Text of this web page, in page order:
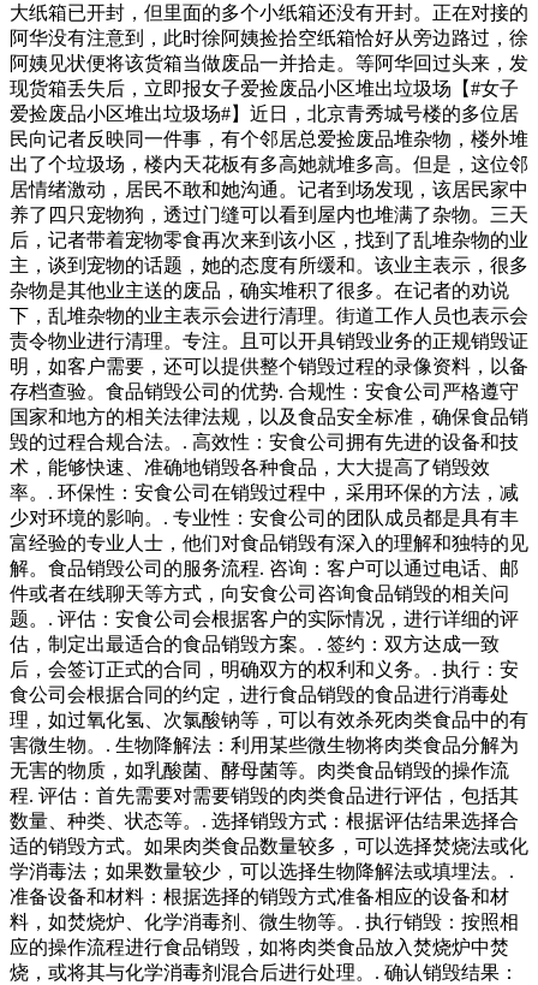
大纸箱已开封，但里面的多个小纸箱还没有开封。正在对接的
阿华没有注意到，此时徐阿姨捡拾空纸箱恰好从旁边路过，徐
阿姨见状便将该货箱当做废品一并拾走。等阿华回过头来，发
现货箱丢失后，立即报女子爱捡废品小区堆出垃圾场【#女子
爱捡废品小区堆出垃圾场#】近日，北京青秀城号楼的多位居
民向记者反映同一件事，有个邻居总爱捡废品堆杂物，楼外堆
出了个垃圾场，楼内天花板有多高她就堆多高。但是，这位邻
居情绪激动，居民不敢和她沟通。记者到场发现，该居民家中
养了四只宠物狗，透过门缝可以看到屋内也堆满了杂物。三天
后，记者带着宠物零食再次来到该小区，找到了乱堆杂物的业
主，谈到宠物的话题，她的态度有所缓和。该业主表示，很多
杂物是其他业主送的废品，确实堆积了很多。在记者的劝说
下，乱堆杂物的业主表示会进行清理。街道工作人员也表示会
责令物业进行清理。专注。且可以开具销毁业务的正规销毁证
明，如客户需要，还可以提供整个销毁过程的录像资料，以备
存档查验。食品销毁公司的优势. 合规性：安食公司严格遵守
国家和地方的相关法律法规，以及食品安全标准，确保食品销
毁的过程合规合法。. 高效性：安食公司拥有先进的设备和技
术，能够快速、准确地销毁各种食品，大大提高了销毁效
率。. 环保性：安食公司在销毁过程中，采用环保的方法，减
少对环境的影响。. 专业性：安食公司的团队成员都是具有丰
富经验的专业人士，他们对食品销毁有深入的理解和独特的见
解。食品销毁公司的服务流程. 咨询：客户可以通过电话、邮
件或者在线聊天等方式，向安食公司咨询食品销毁的相关问
题。. 评估：安食公司会根据客户的实际情况，进行详细的评
估，制定出最适合的食品销毁方案。. 签约：双方达成一致
后，会签订正式的合同，明确双方的权利和义务。. 执行：安
食公司会根据合同的约定，进行食品销毁的食品进行消毒处
理，如过氧化氢、次氯酸钠等，可以有效杀死肉类食品中的有
害微生物。. 生物降解法：利用某些微生物将肉类食品分解为
无害的物质，如乳酸菌、酵母菌等。肉类食品销毁的操作流
程. 评估：首先需要对需要销毁的肉类食品进行评估，包括其
数量、种类、状态等。. 选择销毁方式：根据评估结果选择合
适的销毁方式。如果肉类食品数量较多，可以选择焚烧法或化
学消毒法；如果数量较少，可以选择生物降解法或填埋法。.
准备设备和材料：根据选择的销毁方式准备相应的设备和材
料，如焚烧炉、化学消毒剂、微生物等。. 执行销毁：按照相
应的操作流程进行食品销毁，如将肉类食品放入焚烧炉中焚
烧，或将其与化学消毒剂混合后进行处理。. 确认销毁结果：